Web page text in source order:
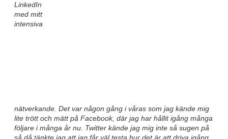
LinkedIn
med mitt
intensiva
nätverkande. Det var någon gång i våras som jag kände mig
lite trött och mätt på Facebook, där jag har hållit igång många
följare i många år nu. Twitter kände jag mig inte så sugen på